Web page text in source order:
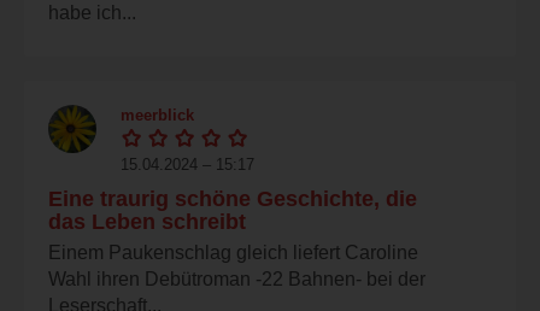
habe ich...
meerblick
15.04.2024 – 15:17
Eine traurig schöne Geschichte, die
das Leben schreibt
Einem Paukenschlag gleich liefert Caroline
Wahl ihren Debütroman -22 Bahnen- bei der
Leserschaft...